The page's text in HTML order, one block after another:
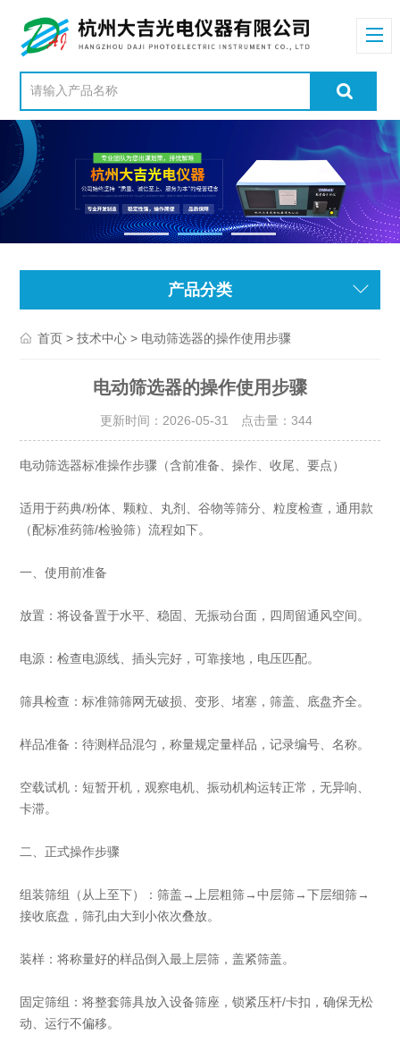
产品分类
首页 >技术中心 > 电动筛选器的操作使用步骤
电动筛选器的操作使用步骤
更新时间：2026-05-31 点击量： 344
电动筛选器标准操作步骤（含前准备、操作、收尾、要点）
适用于药典/粉体、颗粒、丸剂、谷物等筛分、粒度检查，通用款
（配标准药筛/检验筛）流程如下。
一、使用前准备
放置：将设备置于水平、稳固、无振动台面，四周留通风空间。
电源：检查电源线、插头完好，可靠接地，电压匹配。
筛具检查：标准筛筛网无破损、变形、堵塞，筛盖、底盘齐全。
样品准备：待测样品混匀，称量规定量样品，记录编号、名称。
空载试机：短暂开机，观察电机、振动机构运转正常，无异响、
卡滞。
二、正式操作步骤
组装筛组（从上至下）：筛盖→上层粗筛→中层筛→下层细筛→
接收底盘，筛孔由大到小依次叠放。
装样：将称量好的样品倒入最上层筛，盖紧筛盖。
固定筛组：将整套筛具放入设备筛座，锁紧压杆/卡扣，确保无松
动、运行不偏移。